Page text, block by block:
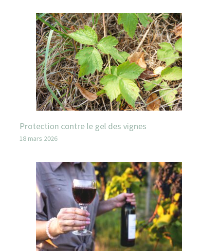
Protection contre le gel des vignes
18 mars 2026